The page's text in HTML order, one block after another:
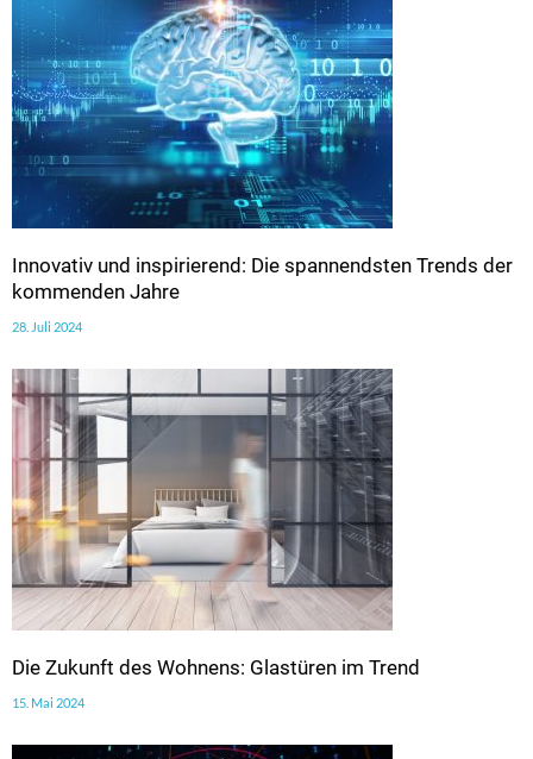
Innovativ und inspirierend: Die spannendsten Trends der
kommenden Jahre
28. Juli 2024
Die Zukunft des Wohnens: Glastüren im Trend
15. Mai 2024